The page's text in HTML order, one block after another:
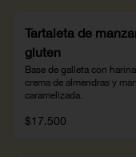
Tartaleta de
gluten
Base de galleta con
crema de almendras y
caramelizada.
$17.500